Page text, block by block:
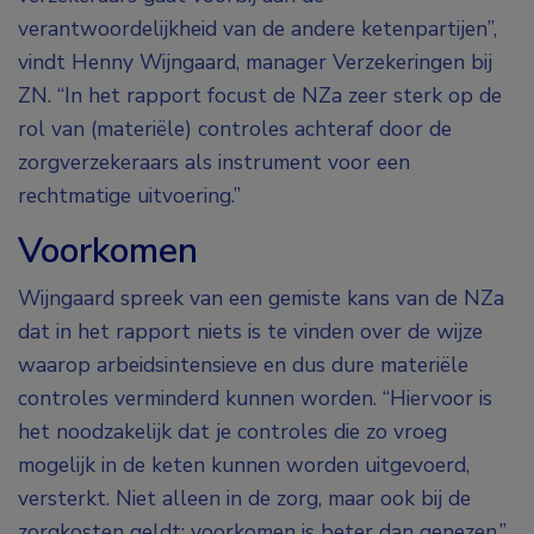
verantwoordelijkheid van de andere ketenpartijen”,
vindt Henny Wijngaard, manager Verzekeringen bij
ZN. “In het rapport focust de NZa zeer sterk op de
rol van (materiële) controles achteraf door de
zorgverzekeraars als instrument voor een
rechtmatige uitvoering.”
Voorkomen
Wijngaard spreek van een gemiste kans van de NZa
dat in het rapport niets is te vinden over de wijze
waarop arbeidsintensieve en dus dure materiële
controles verminderd kunnen worden. “Hiervoor is
het noodzakelijk dat je controles die zo vroeg
mogelijk in de keten kunnen worden uitgevoerd,
versterkt. Niet alleen in de zorg, maar ook bij de